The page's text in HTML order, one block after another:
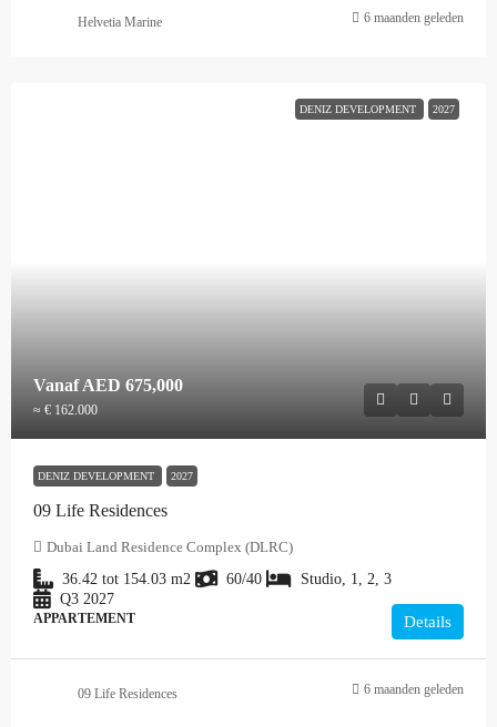
Helvetia Marine 6 maanden geleden
DENIZ DEVELOPMENT 2027
VanafAED 675,000
≈ € 162.000
DENIZ DEVELOPMENT 2027
09 Life Residences
Dubai Land Residence Complex (DLRC)
36.42 tot 154.03 m2 60/40
Studio, 1, 2, 3
Q3 2027
APPARTEMENT Details
09 Life Residences 6 maanden geleden